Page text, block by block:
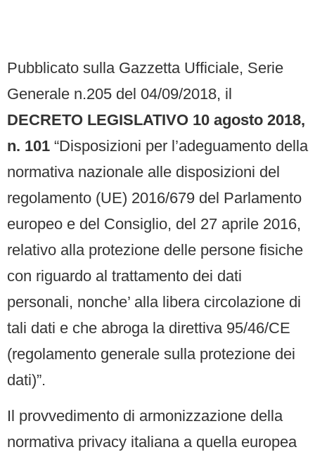
Pubblicato sulla Gazzetta Ufficiale, Serie
Generale n.205 del 04/09/2018, il
DECRETO LEGISLATIVO 10 agosto 2018,
n. 101 “Disposizioni per l’adeguamento della
normativa nazionale alle disposizioni del
regolamento (UE) 2016/679 del Parlamento
europeo e del Consiglio, del 27 aprile 2016,
relativo alla protezione delle persone fisiche
con riguardo al trattamento dei dati
personali, nonche’ alla libera circolazione di
tali dati e che abroga la direttiva 95/46/CE
(regolamento generale sulla protezione dei
dati)”.
Il provvedimento di armonizzazione della
normativa privacy italiana a quella europea